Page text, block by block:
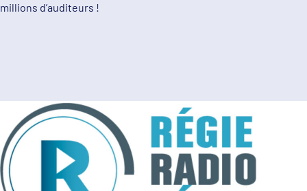
millions d’auditeurs !